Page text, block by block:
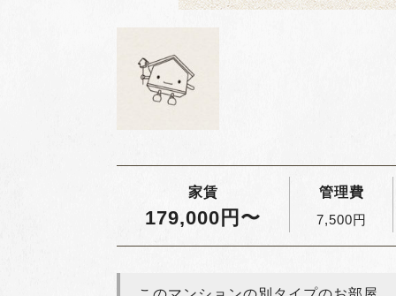
家賃
179,000円〜
管理費
7,500円